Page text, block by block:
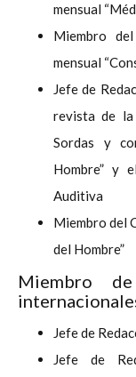
mensual
Miembro
mensual
Jefe de
revista de la
Sordas y
Hombre” y
Auditiva
Miembro del
del Hombre”
Miembro
Jefe de
Jefe de